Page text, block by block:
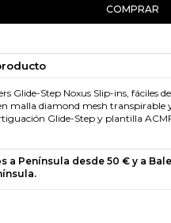
COMPRAR
Glide-Step Noxus Slip-ins, fáciles
malla diamond mesh transpirable
Glide-Step y plantilla
a Península desde 50 € y a